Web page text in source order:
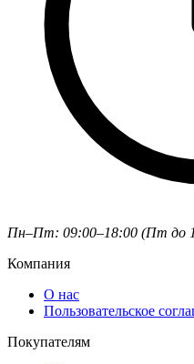
Пн–Пт: 09:00–18:00 (Пт до
Компания
О нас
Пользовательское
Покупателям